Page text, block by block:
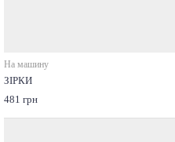
На машину
ЗІРКИ
481 грн